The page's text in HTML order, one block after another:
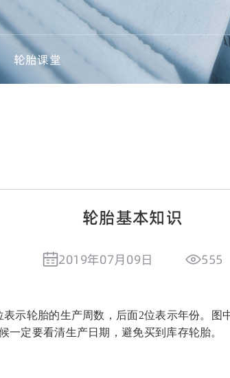
轮胎课堂
轮胎基本知识
2019年07月09日 555
示轮胎的生产周数，后面2位表示年份。图
一定要看清生产日期，避免买到库存轮胎。